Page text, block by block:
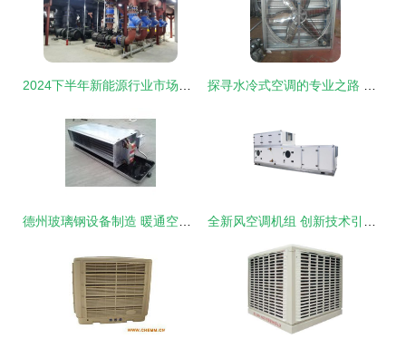
2024下半年新能源行业市场机会展望 需求稳定驱动的空调设备制造新机遇 探寻水冷式空调的专业之路 从优质制造商到明智订购
德州玻璃钢设备制造 暖通空调行业的新兴力量 全新风空调机组 创新技术引领绿色建筑新未来